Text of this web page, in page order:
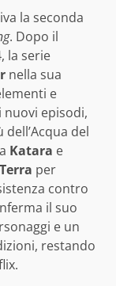
la seconda
. Dopo il
la serie
nella sua
e
nuovi episodi,
del
Katara e
per
contro
il suo
e un
restando